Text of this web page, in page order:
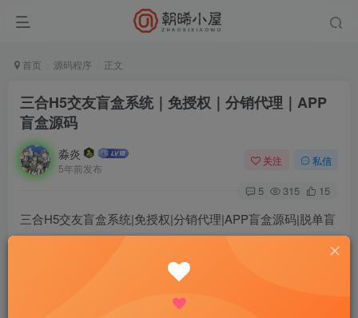
首页 源码程序 正文
三合H5交友盲盒系统｜免授权｜分销代理｜APP
盲盒源码
淼炎
5年前发布
关注 私信
5 315 15
三合H5交友盲盒系统|免授权|分销代理|APP盲盒源码|脱单盲